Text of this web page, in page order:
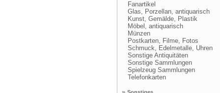
Fanartikel
Glas, Porzellan, antiquarisch
Kunst, Gemälde, Plastik
Möbel, antiquarisch
Münzen
Postkarten, Filme, Fotos
Schmuck, Edelmetalle, Uhren
Sonstige Antiquitäten
Sonstige Sammlungen
Spielzeug Sammlungen
Telefonkarten